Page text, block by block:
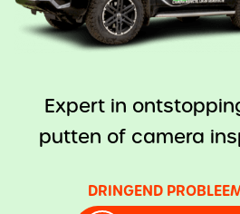
Expert in
putten of camera
DRINGEND